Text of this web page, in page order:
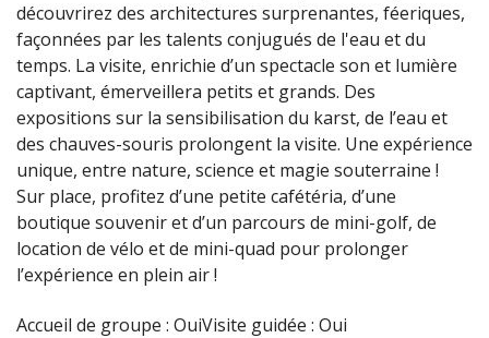
découvrirez des architectures surprenantes, féeriques,
façonnées par les talents conjugués de l'eau et du
temps. La visite, enrichie d’un spectacle son et lumière
captivant, émerveillera petits et grands. Des
expositions sur la sensibilisation du karst, de l’eau et
des chauves-souris prolongent la visite. Une expérience
unique, entre nature, science et magie souterraine !
Sur place, profitez d’une petite cafétéria, d’une
boutique souvenir et d’un parcours de mini-golf, de
location de vélo et de mini-quad pour prolonger
l’expérience en plein air !
Accueil de groupe : OuiVisite guidée : Oui